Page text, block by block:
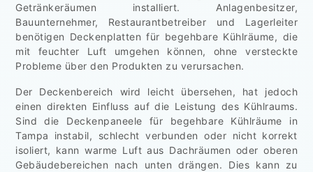
Getränkeräumen installiert. Anlagenbesitzer,
Bauunternehmer, Restaurantbetreiber und Lagerleiter
benötigen Deckenplatten für begehbare Kühlräume, die
mit feuchter Luft umgehen können, ohne versteckte
Probleme über den Produkten zu verursachen.
Der Deckenbereich wird leicht übersehen, hat jedoch
einen direkten Einfluss auf die Leistung des Kühlraums.
Sind die Deckenpaneele für begehbare Kühlräume in
Tampa instabil, schlecht verbunden oder nicht korrekt
isoliert, kann warme Luft aus Dachräumen oder oberen
Gebäudebereichen nach unten drängen. Dies kann zu